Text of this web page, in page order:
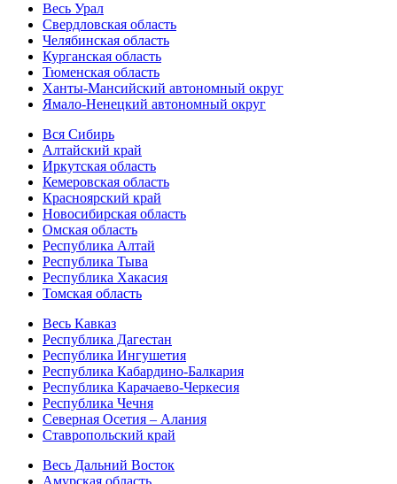
Весь Урал
Свердловская область
Челябинская область
Курганская область
Тюменская область
Ханты-Мансийский автономный округ
Ямало-Ненецкий автономный округ
Вся Сибирь
Алтайский край
Иркутская область
Кемеровская область
Красноярский край
Новосибирская область
Омская область
Республика Алтай
Республика Тыва
Республика Хакасия
Томская область
Весь Кавказ
Республика Дагестан
Республика Ингушетия
Республика Кабардино-Балкария
Республика Карачаево-Черкесия
Республика Чечня
Северная Осетия – Алания
Ставропольский край
Весь Дальний Восток
Амурская область